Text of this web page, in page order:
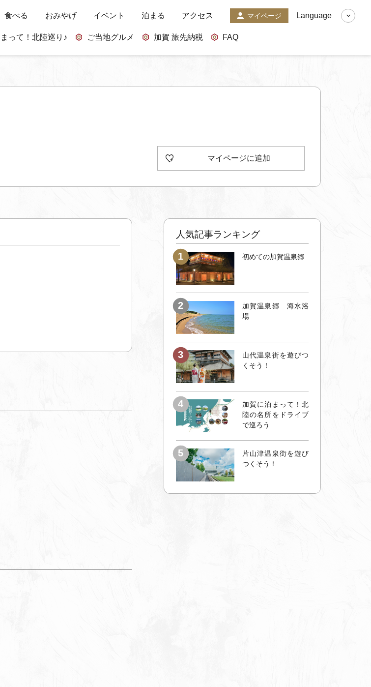
食べる おみやげ イベント 泊まる アクセス マイページ
って！北陸巡り♪ ご当地グルメ 加賀 旅先納税 FAQ
Language
マイページに追加
人気記事ランキング
初めての加賀温泉郷
加賀温泉郷 海水浴
場
山代温泉街を遊びつ
くそう！
加賀に泊まって！北
陸の名所をドライブ
で巡ろう
片山津温泉街を遊び
つくそう！